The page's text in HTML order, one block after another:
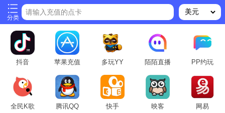
分类
请输入充值的点卡
抖音 苹果充值 多玩YY 陌陌直播 PP约玩
全民K歌 腾讯QQ 快手 映客 网易